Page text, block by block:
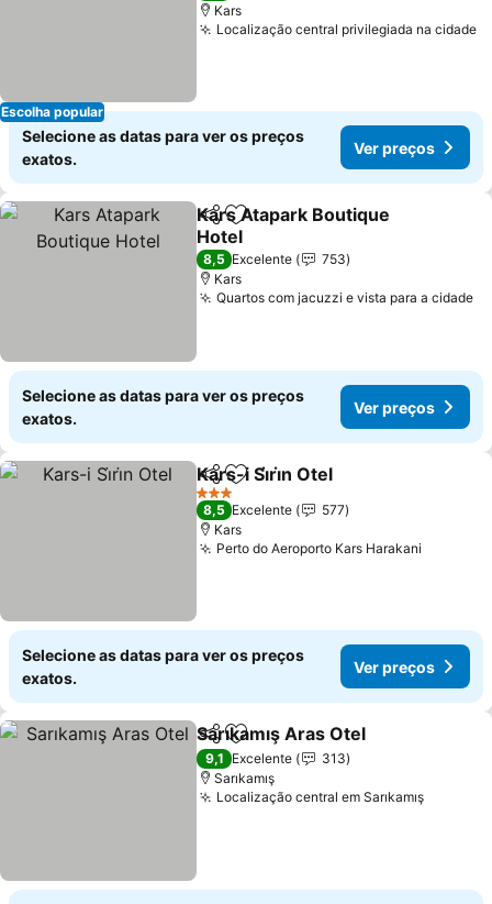
Escolha popular
Kars
Localização central privilegiada na cidade
Selecione as datas para ver os preços
exatos.
Ver preços
PartilharAdicionar aos favoritos
Kars Atapark Boutique
Hotel
8,5 Excelente
753
Kars
Quartos com jacuzzi e vista para a cidade
Selecione as datas para ver os preços
exatos.
Ver preços
PartilharAdicionar aos favoritos
Kars-i Si̇ri̇n Otel
3 Estrelas
8,5 Excelente
577
Kars
Perto do Aeroporto Kars Harakani
Selecione as datas para ver os preços
exatos.
Ver preços
PartilharAdicionar aos favoritos
Sarıkamış Aras Otel
9,1 Excelente
313
Sarıkamış
Localização central em Sarıkamış